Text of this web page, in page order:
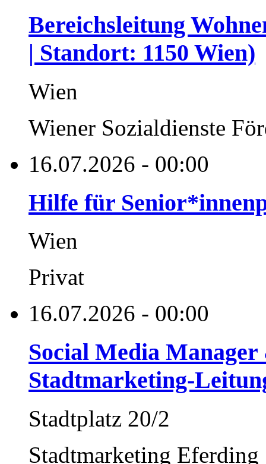
Bereichsleitung
| Standort: 1150 Wien)
Wien
Wiener Sozialdienste
16.07.2026 - 00:00
Hilfe für
Wien
Privat
16.07.2026 - 00:00
Social Media
Stadtmarketing-
Stadtplatz 20/2
Stadtmarketing Eferding